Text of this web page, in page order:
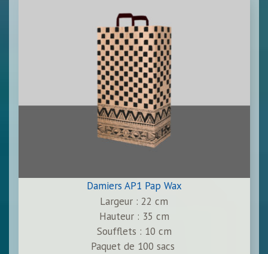
Damiers AP1 Pap Wax
Largeur : 22 cm
Hauteur : 35 cm
Soufflets : 10 cm
Paquet de 100 sacs